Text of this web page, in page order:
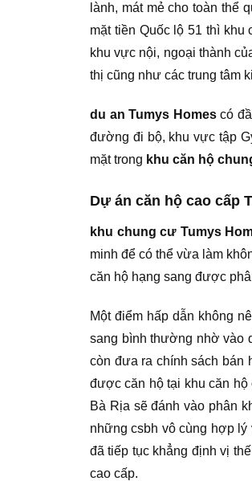
lành, mát mẻ cho toàn
mặt tiền Quốc lộ 51 thì
khu vực nội, ngoại thành
thị cũng như các trung tâm
du an Tumys Homescó
đường đi bộ, khu vực tập
mặt trong khu căn hộ
Dự án căn hộ cao cấp
khu chung cư Tumys
minh để có thể vừa làm
căn hộ hạng sang được
Một điểm hấp dẫn không
sang bình thường nhờ vào
còn đưa ra chính sách bán
được căn hộ tại khu căn
Bà Rịa sẽ đánh vào phân
những csbh vô cùng hợp lý
đã tiếp tục khẳng định vị
cao cấp.